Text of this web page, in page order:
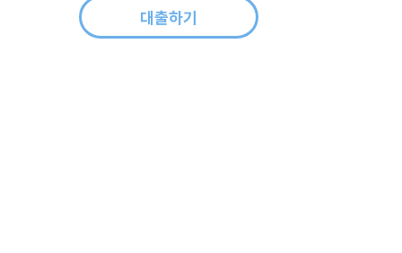
대출하기